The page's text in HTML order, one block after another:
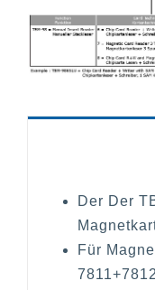
Der Der
Für